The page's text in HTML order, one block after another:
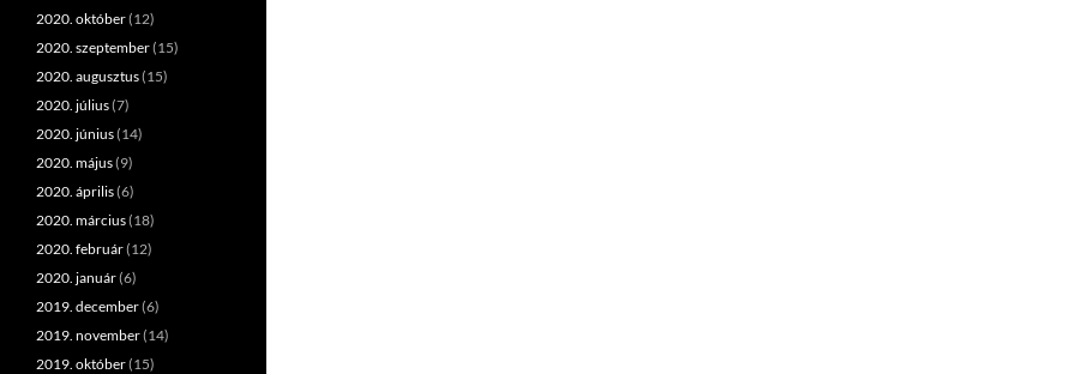
2020. október(12)
2020. szeptember(15)
2020. augusztus(15)
2020. július(7)
2020. június(14)
2020. május(9)
2020. április(6)
2020. március(18)
2020. február(12)
2020. január(6)
2019. december(6)
2019. november(14)
2019. október(15)